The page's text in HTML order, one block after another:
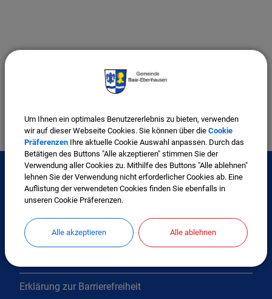
Renten - und soziale Angelegenheiten
Interessante Links
Kontakt
Erklärung zur Barrierefreiheit
Um Ihnen ein optimales Benutzererlebnis zu bieten, verwenden
wir auf dieser Webseite Cookies. Sie können über die Cookie
Präferenzen Ihre aktuelle Cookie Auswahl anpassen. Durch das
Betätigen des Buttons "Alle akzeptieren" stimmen Sie der
Verwendung aller Cookies zu. Mithilfe des Buttons "Alle ablehnen"
lehnen Sie der Verwendung nicht erforderlicher Cookies ab. Eine
Auflistung der verwendeten Cookies finden Sie ebenfalls in
unseren Cookie Präferenzen.
Alle akzeptieren Alle ablehnen